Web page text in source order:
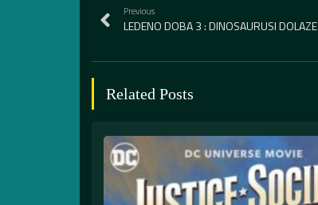
Previous
LEDENO DOBA 3 : DINOSAURUSI DOLAZE
Related Posts